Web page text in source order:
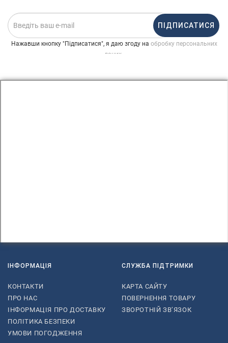
ПІДПИСАТИСЯ
Нажавши кнопку "Підписатися", я даю згоду на обробку персональних
даних
ІНФОРМАЦІЯ
КОНТАКТИ
ПРО НАС
ІНФОРМАЦІЯ ПРО ДОСТАВКУ
ПОЛІТИКА БЕЗПЕКИ
УМОВИ ПОГОДЖЕННЯ
СЛУЖБА ПІДТРИМКИ
КАРТА САЙТУ
ПОВЕРНЕННЯ ТОВАРУ
ЗВОРОТНІЙ ЗВ’ЯЗОК